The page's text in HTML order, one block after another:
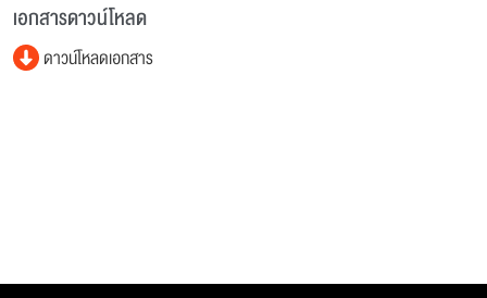
เอกสารดาวน์โหลด
ดาวน์โหลดเอกสาร